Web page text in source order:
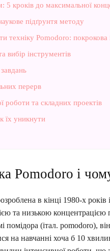
5 кроків до максимальної
підґрунтя методу
техніку Pomodoro: покрокова
вибір інструментів
перерв
роботи та складних проектів
їх уникнути
Pomodoro і
в кінці 1980-х
та низькою
помідора (італ. pomodoro),
на навчанні хоча б 10